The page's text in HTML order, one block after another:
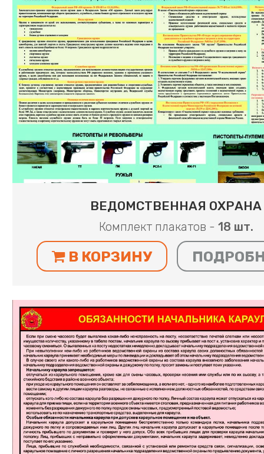
ВЕДОМСТВЕННАЯ ОХРАНА
Комплект плакатов - 18 шт.
В КОРЗИНУ